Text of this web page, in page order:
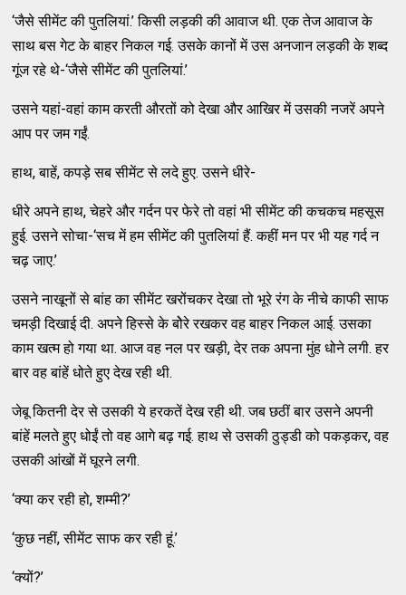
‘जैसे सीमेंट की पुतलियां.’ किसी लड़की की आवाज थी. एक तेज आवाज के
साथ बस गेट के बाहर निकल गई. उसके कानों में उस अनजान लड़की के शब्द
गूंज रहे थे-‘जैसे सीमेंट की पुतलियां.’
उसने यहां-वहां काम करती औरतों को देखा और आखिर में उसकी नजरें अपने
आप पर जम गईं.
हाथ, बाहें, कपड़े सब सीमेंट से लदे हुए. उसने धीरे-
धीरे अपने हाथ, चेहरे और गर्दन पर फेरे तो वहां भी सीमेंट की कचकच महसूस
हुई. उसने सोचा-‘सच में हम सीमेंट की पुतलियां हैं. कहीं मन पर भी यह गर्द न
चढ़ जाए.’
उसने नाखूनों से बांह का सीमेंट खरोंचकर देखा तो भूरे रंग के नीचे काफी साफ
चमड़ी दिखाई दी. अपने हिस्से के बोेरे रखकर वह बाहर निकल आई. उसका
काम खत्म हो गया था. आज वह नल पर खड़ी, देर तक अपना मुंह धोने लगी. हर
बार वह बांहें धोते हुए देख रही थी.
जेबू कितनी देर से उसकी ये हरकतें देख रही थी. जब छठीं बार उसने अपनी
बांहें मलते हुए धोईं तो वह आगे बढ़ गई. हाथ से उसकी ठुड्डी को पकड़कर, वह
उसकी आंखों में घूरने लगी.
‘क्या कर रही हो, शम्मी?’
‘कुछ नहीं, सीमेंट साफ कर रही हूं.’
‘क्यों?’